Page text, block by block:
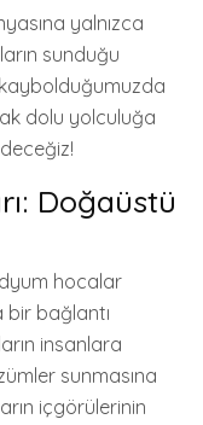
yalnızca
sunduğu
dolu yolculuğa
Doğaüstü
hocalar
bir bağlantı
insanlara
sunmasına
içgörülerinin